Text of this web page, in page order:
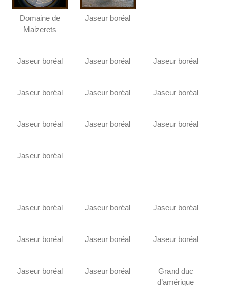
Domaine de
Maizerets
Jaseur boréal
Jaseur boréal Jaseur boréal Jaseur boréal
Jaseur boréal Jaseur boréal Jaseur boréal
Jaseur boréal Jaseur boréal Jaseur boréal
Jaseur boréal
Jaseur boréal Jaseur boréal Jaseur boréal
Jaseur boréal Jaseur boréal Jaseur boréal
Jaseur boréal Jaseur boréal
Grand duc
d’amérique